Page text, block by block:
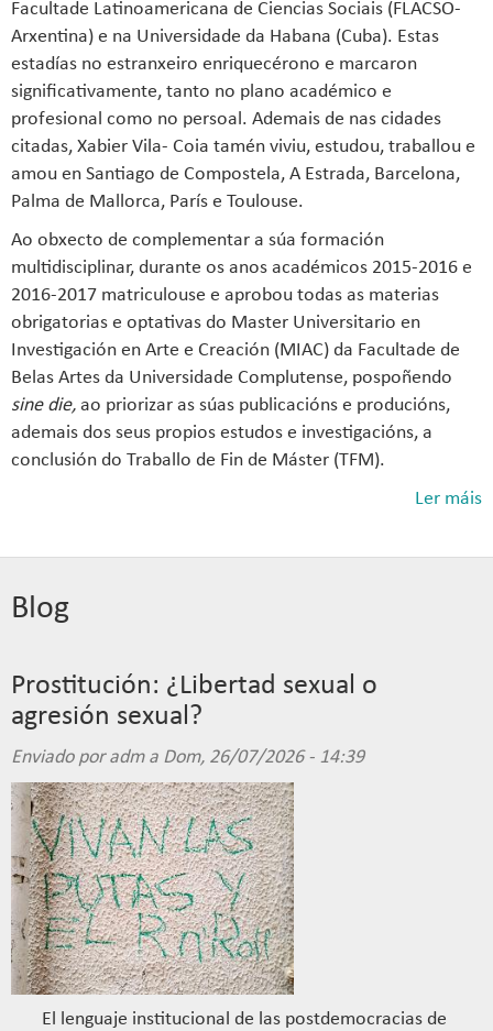
Facultade Latinoamericana de Ciencias Sociais (FLACSO-
Arxentina) e na Universidade da Habana (Cuba). Estas
estadías no estranxeiro enriquecérono e marcaron
significativamente, tanto no plano académico e
profesional como no persoal. Ademais de nas cidades
citadas, Xabier Vila- Coia tamén viviu, estudou, traballou e
amou en Santiago de Compostela, A Estrada, Barcelona,
Palma de Mallorca, París e Toulouse.
Ao obxecto de complementar a súa formación
multidisciplinar, durante os anos académicos 2015-2016 e
2016-2017 matriculouse e aprobou todas as materias
obrigatorias e optativas do Master Universitario en
Investigación en Arte e Creación (MIAC) da Facultade de
Belas Artes da Universidade Complutense, pospoñendo
sine die, ao priorizar as súas publicacións e producións,
ademais dos seus propios estudos e investigacións, a
conclusión do Traballo de Fin de Máster (TFM).
Ler máis
Blog
Prostitución: ¿Libertad sexual o
agresión sexual?
Enviado poradma Dom, 26/07/2026 - 14:39
El lenguaje institucional de las postdemocracias de